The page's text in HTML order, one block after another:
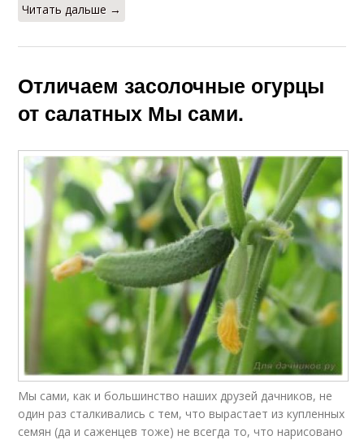
Читать дальше →
Отличаем засолочные огурцы
от салатных Мы сами.
Мы сами, как и большинство наших друзей дачников, не
один раз сталкивались с тем, что вырастает из купленных
семян (да и саженцев тоже) не всегда то, что нарисовано